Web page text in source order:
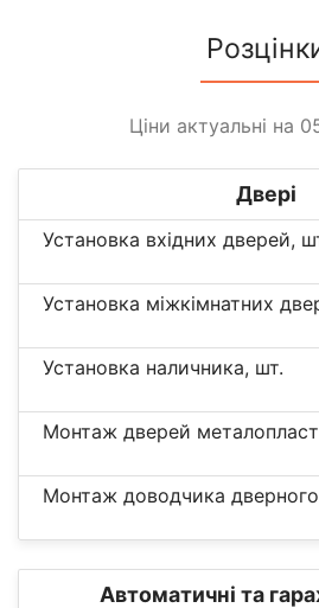
Ціни актуальні на
Двері
Установка вхідних дверей,
Установка міжкімнатних
Установка наличника, шт.
Монтаж дверей
Монтаж доводчика
Автоматичні та